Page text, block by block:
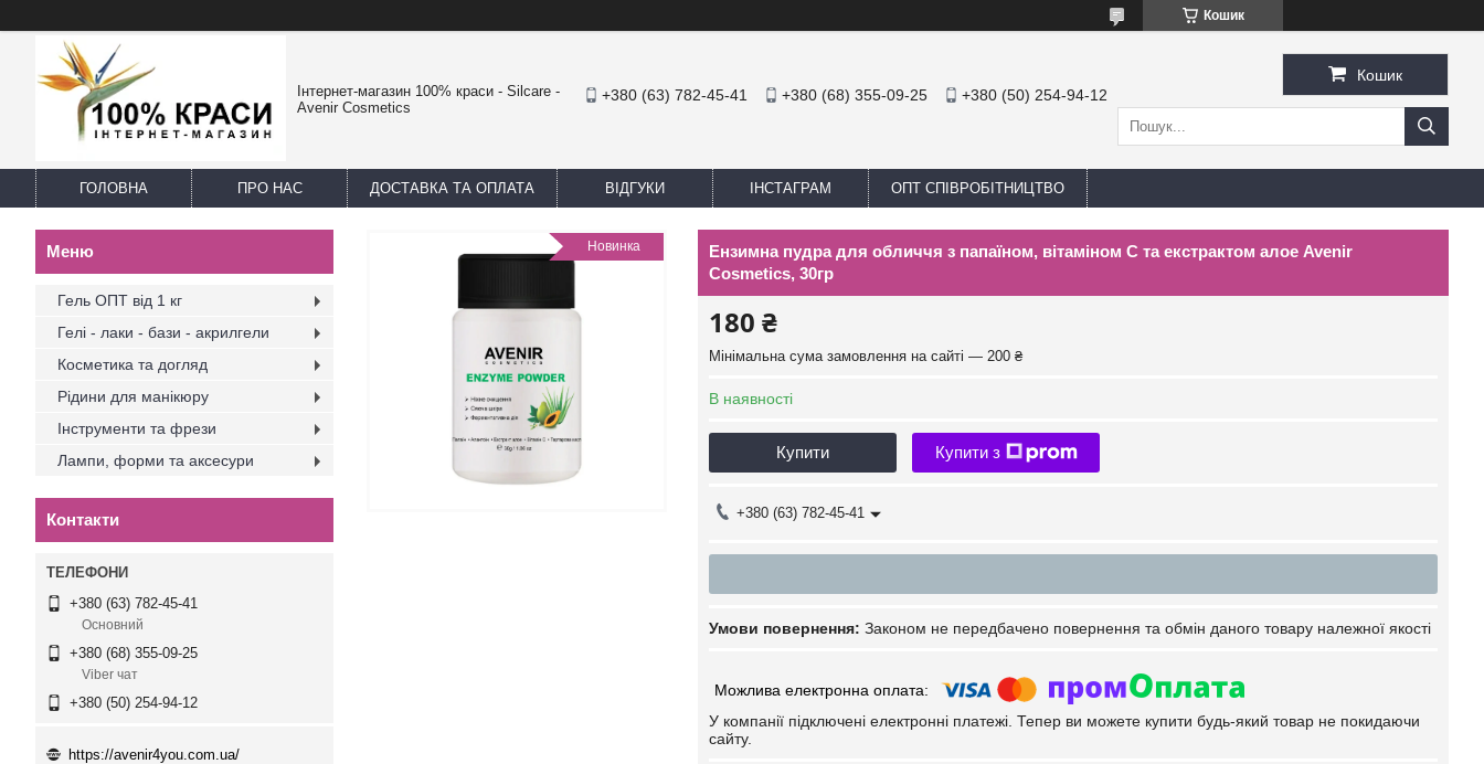
Кошик
Інтернет-магазин 100% краси - Silcare -
Avenir Cosmetics
+380 (63) 782-45-41 +380 (68) 355-09-25 +380 (50) 254-94-12
Кошик
ГОЛОВНА ПРО НАС ДОСТАВКА ТА ОПЛАТА ВІДГУКИ ІНСТАГРАМ ОПТ СПІВРОБІТНИЦТВО
Новинка
Ензимна пудра для обличчя з папаїном, вітаміном С та екстрактом алое Avenir
Cosmetics, 30гр
180 ₴
Мінімальна сума замовлення на сайті — 200 ₴
В наявності
Купити Купити з
+380 (63) 782-45-41
Законом не передбачено повернення та обмін даного товару належної якості
У компанії підключені електронні платежі. Тепер ви можете купити будь-який товар не покидаючи
сайту.
Гель ОПТ від 1 кг
Гелі - лаки - бази - акрилгели
Косметика та догляд
Рідини для манікюру
Інструменти та фрези
Лампи, форми та аксесури
Контакти
+380 (63) 782-45-41
Основний
+380 (68) 355-09-25
Viber чат
+380 (50) 254-94-12
https://avenir4you.com.ua/